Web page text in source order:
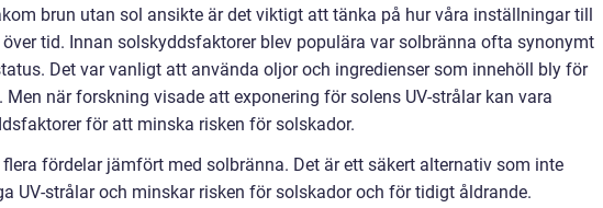
brun utan sol ansikte är det viktigt att tänka på hur våra inställningar till
tid. Innan solskyddsfaktorer blev populära var solbränna ofta synonymt
Det var vanligt att använda oljor och ingredienser som innehöll bly för
när forskning visade att exponering för solens UV-strålar kan vara
för att minska risken för solskador.
fördelar jämfört med solbränna. Det är ett säkert alternativ som inte
UV-strålar och minskar risken för solskador och för tidigt åldrande.